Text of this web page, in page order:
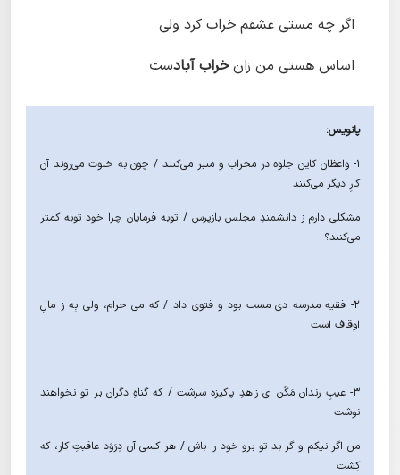
اگر چه مستی عشقم خراب کرد ولی
اساس هستی من زانخراب آبادست
پانویس:
۱- واعظان کاین جلوه در محراب و منبر می‌کنند / چون به خلوت می‌روند آن
کارِ دیگر می‌کنند
مشکلی دارم ز دانشمندِ مجلس بازپرس / توبه فرمایان چرا خود توبه کمتر
می‌کنند؟
۲- فقیه مدرسه دی مست بود و فتوی داد / که می حرام، ولی بِه ز مالِ
اوقاف است
۳- عیبِ رندان مَکُن ای زاهدِ پاکیزه سرشت / که گناهِ دگران بر تو نخواهند
نوشت
من اگر نیکم و گر بد تو برو خود را باش / هر کسی آن دِرَوَد عاقبتِ کار، که
کِشت